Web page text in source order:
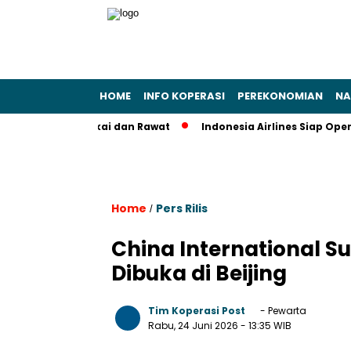
HOME INFO KOPERASI PEREKONOMIAN
Pakai dan Rawat Indonesia Airlines Siap
Home / Pers Rilis
China International
Dibuka di Beijing
Tim Koperasi Post
- Pewarta
Rabu, 24 Juni 2026 - 13:35 WIB